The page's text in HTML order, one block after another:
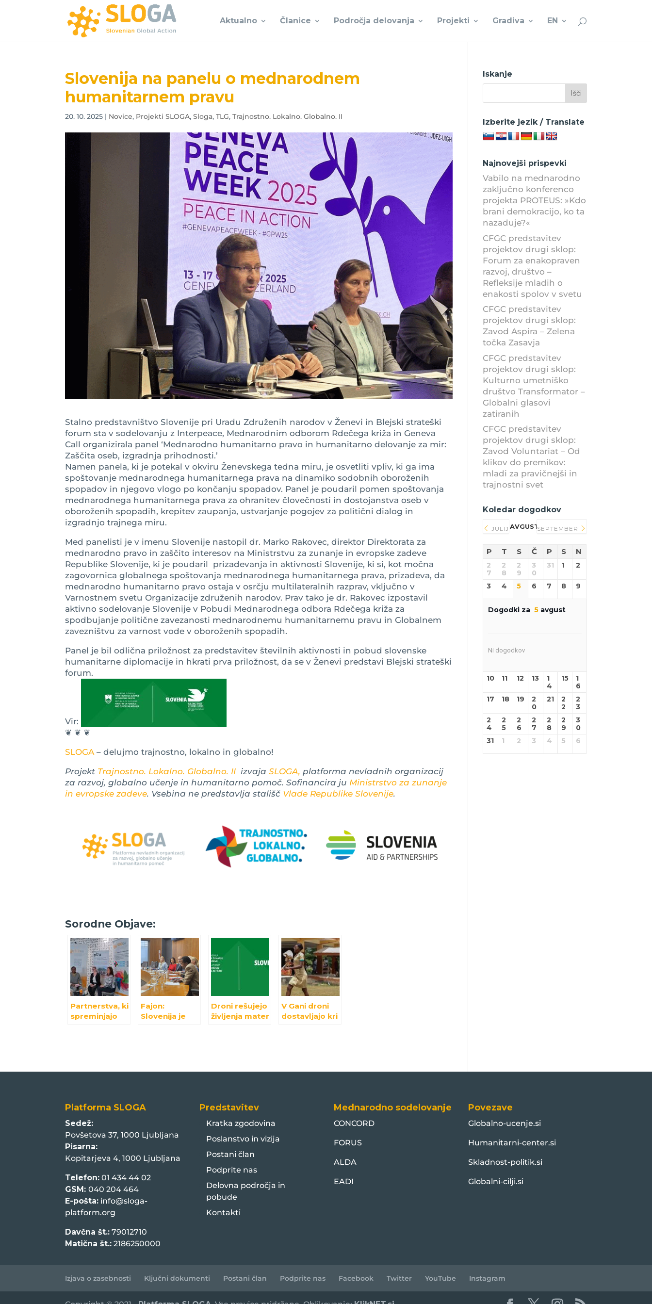
Aktualno Članice Področja delovanja Projekti Gradiva EN
Slovenija na panelu o mednarodnem
humanitarnem pravu
20. 10. 2025 | Novice, Projekti SLOGA,Sloga,TLG,Trajnostno. Lokalno. Globalno. II
Stalno predstavništvo Slovenije pri Uradu Združenih narodov v Ženevi in Blejski strateški
forum sta v sodelovanju z Interpeace, Mednarodnim odborom Rdečega križa in Geneva
Call organizirala panel ‘Mednarodno humanitarno pravo in humanitarno delovanje za mir:
Zaščita oseb, izgradnja prihodnosti.’
Namen panela, ki je potekal v okviru Ženevskega tedna miru, je osvetliti vpliv, ki ga ima
spoštovanje mednarodnega humanitarnega prava na dinamiko sodobnih oboroženih
spopadov in njegovo vlogo po končanju spopadov. Panel je poudaril pomen spoštovanja
mednarodnega humanitarnega prava za ohranitev človečnosti in dostojanstva oseb v
oboroženih spopadih, krepitev zaupanja, ustvarjanje pogojev za politični dialog in
izgradnjo trajnega miru.
Med panelisti je v imenu Slovenije nastopil dr. Marko Rakovec, direktor Direktorata za
mednarodno pravo in zaščito interesov na Ministrstvu za zunanje in evropske zadeve
Republike Slovenije, ki je poudaril prizadevanja in aktivnosti Slovenije, ki si, kot močna
zagovornica globalnega spoštovanja mednarodnega humanitarnega prava, prizadeva, da
mednarodno humanitarno pravo ostaja v osrčju multilateralnih razprav, vključno v
Varnostnem svetu Organizacije združenih narodov. Prav tako je dr. Rakovec izpostavil
aktivno sodelovanje Slovenije v Pobudi Mednarodnega odbora Rdečega križa za
spodbujanje politične zavezanosti mednarodnemu humanitarnemu pravu in Globalnem
zavezništvu za varnost vode v oboroženih spopadih.
Panel je bil odlična priložnost za predstavitev številnih aktivnosti in pobud slovenske
humanitarne diplomacije in hkrati prva priložnost, da se v Ženevi predstavi Blejski strateški
forum.
Vir:
❦ ❦ ❦
SLOGA – delujmo trajnostno, lokalno in globalno!
Projekt Trajnostno. Lokalno. Globalno. II izvajaSLOGA, platforma nevladnih organizacij
za razvoj, globalno učenje in humanitarno pomoč. Sofinancira ju Ministrstvo za zunanje
in evropske zadeve. Vsebina ne predstavlja stališč Vlade Republike Slovenije.
Sorodne Objave:
Partnerstva, ki
spreminjajo
Fajon:
Slovenija je
Droni rešujejo
življenja mater
V Gani droni
dostavljajo kri
Iskanje
Izberite jezik / Translate
Najnovejši prispevki
Vabilo na mednarodno
zaključno konferenco
projekta PROTEUS: »Kdo
brani demokracijo, ko ta
nazaduje?«
CFGC predstavitev
projektov drugi sklop:
Forum za enakopraven
razvoj, društvo –
Refleksije mladih o
enakosti spolov v svetu
CFGC predstavitev
projektov drugi sklop:
Zavod Aspira – Zelena
točka Zasavja
CFGC predstavitev
projektov drugi sklop:
Kulturno umetniško
društvo Transformator –
Globalni glasovi
zatiranih
CFGC predstavitev
projektov drugi sklop:
Zavod Voluntariat – Od
klikov do premikov:
mladi za pravičnejši in
trajnostni svet
Koledar dogodkov
JULIJ AVGUST 2026
SEPTEMBER
P T S Č P S N
2
7
2
8
2
9
3
0
31 1 2
3 4 5 6 7 8 9
Dogodki za 5avgust
Ni dogodkov
10 11 12 13
1
4
15
1
6
17
18 19
2
0
21
2
2
2
3
2
4
2
5
2
6
2
7
2
8
2
9
3
0
31
1 2 3 4 5 6
Platforma SLOGA
Sedež:
Povšetova 37, 1000 Ljubljana
Pisarna:
Kopitarjeva 4, 1000 Ljubljana
Telefon: 01 434 44 02
GSM:040 204 464
E-pošta: info@sloga-
platform.org
Davčna št.: 79012710
Matična št.: 2186250000
Predstavitev
Kratka zgodovina
Poslanstvo in vizija
Postani član
Podprite nas
Delovna področja in
pobude
Kontakti
Mednarodno sodelovanje
CONCORD
FORUS
ALDA
EADI
Povezave
Globalno-ucenje.si
Humanitarni-center.si
Skladnost-politik.si
Globalni-cilji.si
Izjava o zasebnosti Ključni dokumenti Postani član Podprite nas Facebook Twitter YouTube Instagram